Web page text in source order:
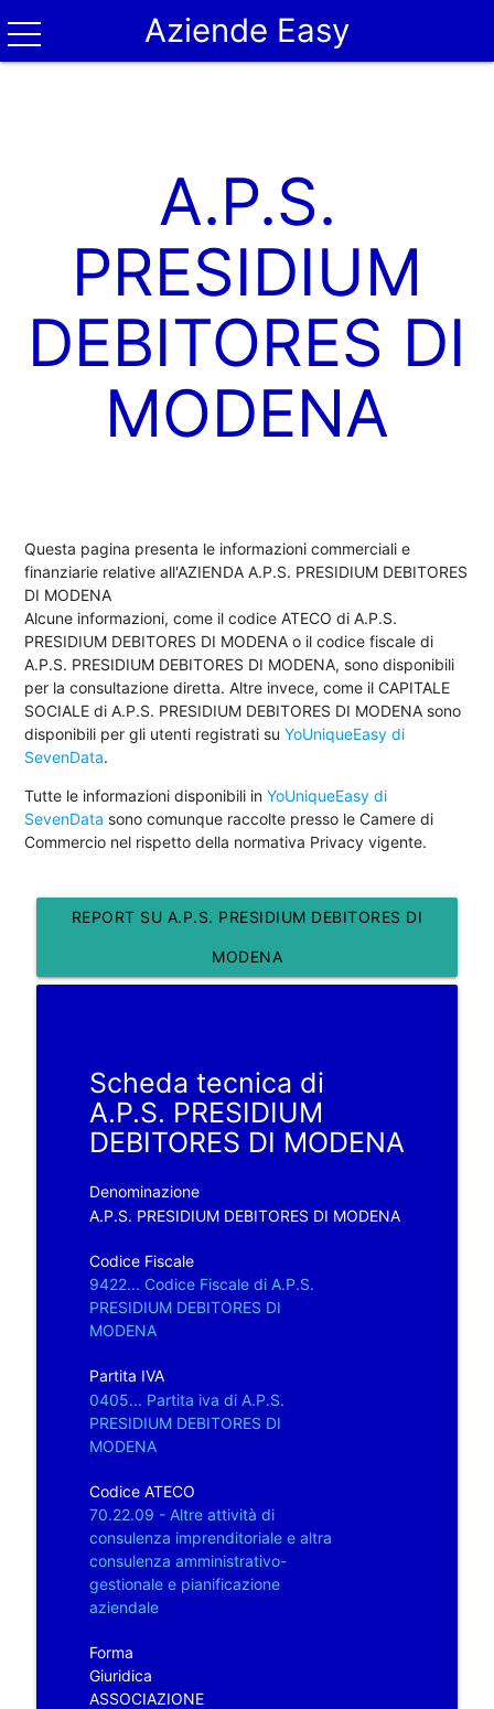
Aziende Easy
A.P.S.
PRESIDIUM
DEBITORES DI
MODENA
Questa pagina presenta le informazioni commerciali e
finanziarie relative all'AZIENDA A.P.S. PRESIDIUM DEBITORES
DI MODENA
Alcune informazioni, come il codice ATECO di A.P.S.
PRESIDIUM DEBITORES DI MODENA o il codice fiscale di
A.P.S. PRESIDIUM DEBITORES DI MODENA, sono disponibili
per la consultazione diretta. Altre invece, come il CAPITALE
SOCIALE di A.P.S. PRESIDIUM DEBITORES DI MODENA sono
disponibili per gli utenti registrati suYoUniqueEasy di
SevenData.
Tutte le informazioni disponibili inYoUniqueEasy di
SevenData sono comunque raccolte presso le Camere di
Commercio nel rispetto della normativa Privacy vigente.
REPORT SU A.P.S. PRESIDIUM DEBITORES DI
MODENA
Scheda tecnica di
A.P.S. PRESIDIUM
DEBITORES DI MODENA
Denominazione
A.P.S. PRESIDIUM DEBITORES DI MODENA
Codice Fiscale
9422... Codice Fiscale di A.P.S.
PRESIDIUM DEBITORES DI
MODENA
Partita IVA
0405... Partita iva di A.P.S.
PRESIDIUM DEBITORES DI
MODENA
Codice ATECO
70.22.09 - Altre attività di
consulenza imprenditoriale e altra
consulenza amministrativo-
gestionale e pianificazione
aziendale
Forma
Giuridica
ASSOCIAZIONE